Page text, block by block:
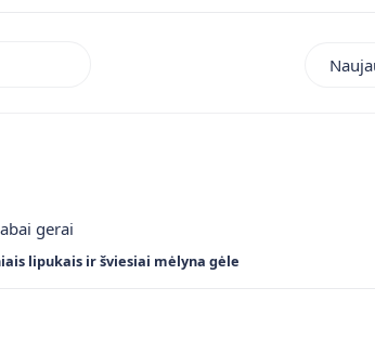
gerai
lipukais ir šviesiai mėlyna gėle